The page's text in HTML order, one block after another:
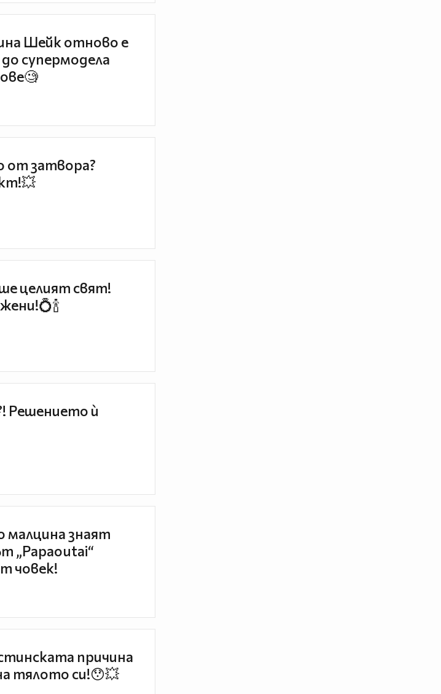
Шейк отново е
супермодела
от затвора?
целият свят!
Решението ѝ
малцина знаят
„Papaoutai“
човек!
причина
тялото си!😯💥